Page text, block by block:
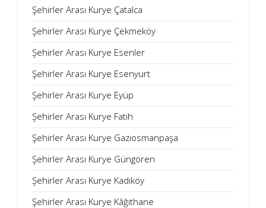
Şehirler Arası Kurye Çatalca
Şehirler Arası Kurye Çekmeköy
Şehirler Arası Kurye Esenler
Şehirler Arası Kurye Esenyurt
Şehirler Arası Kurye Eyüp
Şehirler Arası Kurye Fatih
Şehirler Arası Kurye Gaziosmanpaşa
Şehirler Arası Kurye Güngören
Şehirler Arası Kurye Kadıköy
Şehirler Arası Kurye Kâğıthane